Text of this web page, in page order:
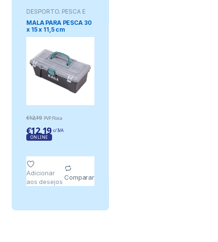
DESPORTO, PESCA E
JOGOS
MALA PARA PESCA 30
x 15 x 11,5 cm
€12,19 PVP Física
€12,19 c/ IVA
ONLINE
Adicionar
aos desejos
Comparar